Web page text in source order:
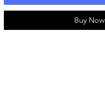
Buy Now